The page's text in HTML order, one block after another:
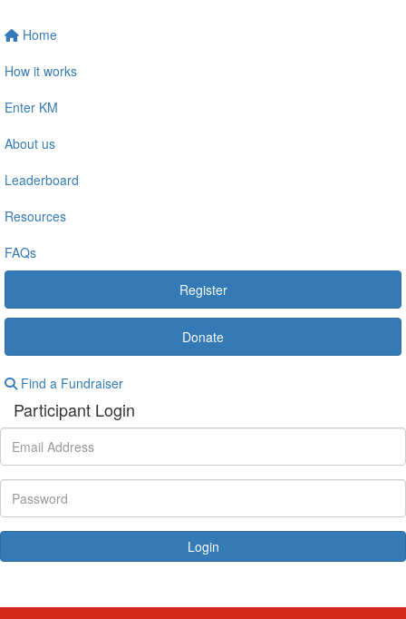
Home
How it works
Enter KM
About us
Leaderboard
Resources
FAQs
Register
Donate
Find a Fundraiser
Participant Login
Login